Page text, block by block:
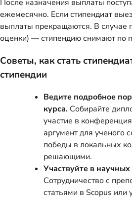
После назначения выплаты
ежемесячно. Если стипендиат
выплаты прекращаются. В случае
оценки) — стипендию снимают по
Советы, как стать
стипендии
Ведите подробное
курса. Собирайте
участие в
аргумент для ученого
победы в локальных
решающими.
Участвуйте в
Сотрудничество с
статьями в Scopus или